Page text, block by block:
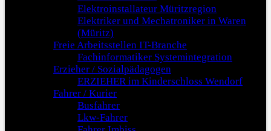
Elektroinstallateur Müritzregion
Elektriker und Mechatroniker in Waren
(Müritz)
Freie Arbeitsstellen IT-Branche
Fachinformatiker Systemintegration
Erzieher / Sozialpädagogen
ERZIEHER im Kinderschloss Wendorf
Fahrer / Kurier
Busfahrer
Lkw-Fahrer